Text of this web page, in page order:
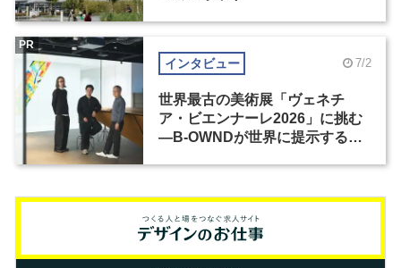
インタビュー 7/2
世界最古の美術展「ヴェネチ
ア・ビエンナーレ2026」に挑む
―B-OWNDが世界に提示する美
PR